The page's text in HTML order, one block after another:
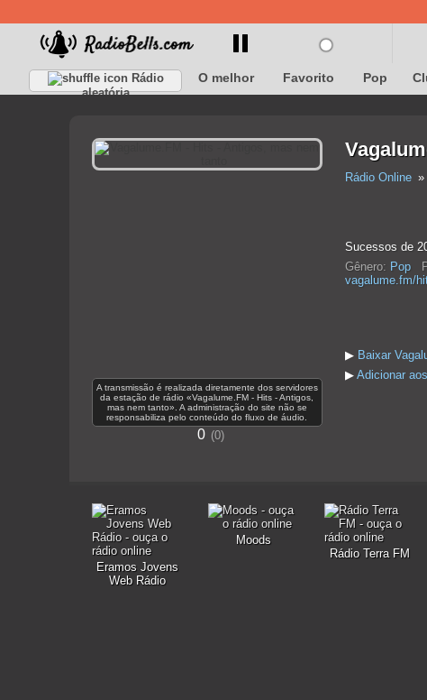
Rádio
aleatória
O melhor Favorito Pop
A transmissão é realizada diretamente dos servidores
da estação de rádio «Vagalume.FM - Hits - Antigos,
mas nem tanto». A administração do site não se
responsabiliza pelo conteúdo do fluxo de áudio.
0 0
Rádio Online
Sucessos de
Gênero: Pop
vagalume.fm/
▶ Baixar
▶ Adicionar
Eramos Jovens
Web Rádio
Moods
Rádio Terra FM